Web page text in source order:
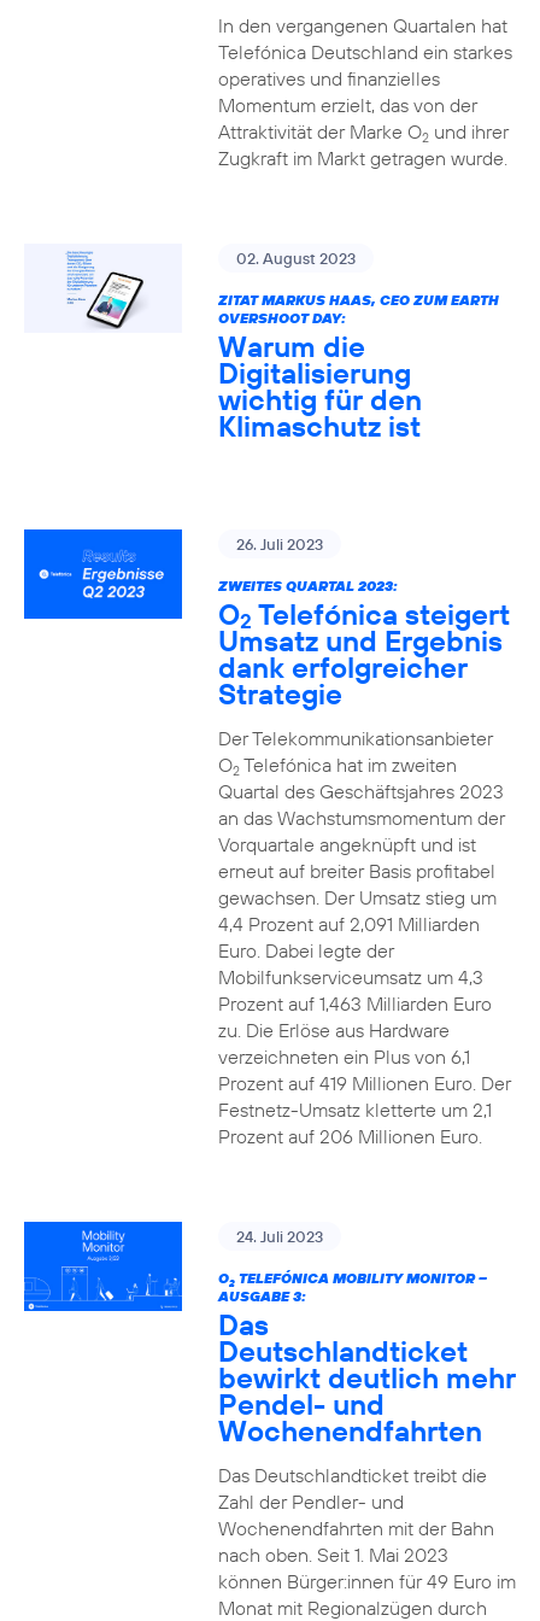
In den vergangenen Quartalen hat
Telefónica Deutschland ein starkes
operatives und finanzielles
Momentum erzielt, das von der
Attraktivität der Marke O2und ihrer
Zugkraft im Markt getragen wurde.
02. August 2023
ZITAT MARKUS HAAS, CEO ZUM EARTH
OVERSHOOT DAY:
Warum die
Digitalisierung
wichtig für den
Klimaschutz ist
26. Juli 2023
ZWEITES QUARTAL 2023:
O2 Telefónica steigert
Umsatz und Ergebnis
dank erfolgreicher
Strategie
Der Telekommunikationsanbieter
O2Telefónica hat im zweiten
Quartal des Geschäftsjahres 2023
an das Wachstumsmomentum der
Vorquartale angeknüpft und ist
erneut auf breiter Basis profitabel
gewachsen. Der Umsatz stieg um
4,4 Prozent auf 2,091 Milliarden
Euro. Dabei legte der
Mobilfunkserviceumsatz um 4,3
Prozent auf 1,463 Milliarden Euro
zu. Die Erlöse aus Hardware
verzeichneten ein Plus von 6,1
Prozent auf 419 Millionen Euro. Der
Festnetz-Umsatz kletterte um 2,1
Prozent auf 206 Millionen Euro.
24. Juli 2023
O2TELEFÓNICA MOBILITY MONITOR –
AUSGABE 3:
Das
Deutschlandticket
bewirkt deutlich mehr
Pendel- und
Wochenendfahrten
Das Deutschlandticket treibt die
Zahl der Pendler- und
Wochenendfahrten mit der Bahn
nach oben. Seit 1. Mai 2023
können Bürger:innen für 49 Euro im
Monat mit Regionalzügen durch